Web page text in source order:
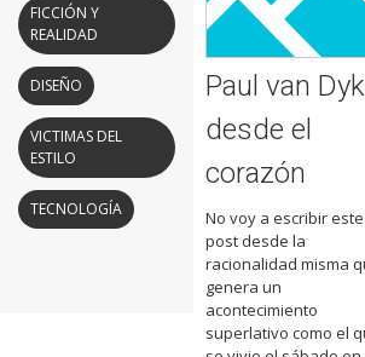
FICCIÓN Y
REALIDAD
DISEÑO
VICTIMAS DEL
ESTILO
TECNOLOGÍA
Paul van
desde el
corazón
No voy a escribir este
post desde la
racionalidad misma
genera un
acontecimiento
superlativo como el